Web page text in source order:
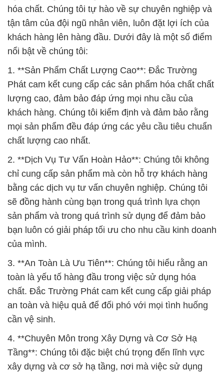
1. **Sản Phẩm Chất Lượng Cao**: Đắc Trường
Phát cam kết cung cấp các sản phẩm hóa chất chất
lượng cao, đảm bảo đáp ứng mọi nhu cầu của
khách hàng. Chúng tôi kiểm định và đảm bảo rằng
mọi sản phẩm đều đáp ứng các yêu cầu tiêu chuẩn
chất lượng cao nhất.
2. **Dịch Vụ Tư Vấn Hoàn Hảo**: Chúng tôi không
chỉ cung cấp sản phẩm mà còn hỗ trợ khách hàng
bằng các dịch vụ tư vấn chuyên nghiệp. Chúng tôi
sẽ đồng hành cùng bạn trong quá trình lựa chọn
sản phẩm và trong quá trình sử dụng để đảm bảo
bạn luôn có giải pháp tối ưu cho nhu cầu kinh doanh
của mình.
3. **An Toàn Là Ưu Tiên**: Chúng tôi hiểu rằng an
toàn là yếu tố hàng đầu trong việc sử dụng hóa
chất. Đắc Trường Phát cam kết cung cấp giải pháp
an toàn và hiệu quả để đối phó với mọi tình huống
cần vệ sinh.
4. **Chuyên Môn trong Xây Dựng và Cơ Sở Hạ
Tầng**: Chúng tôi đặc biệt chú trọng đến lĩnh vực
xây dựng và cơ sở hạ tầng, nơi mà việc sử dụng
hóa chất đóng vai trò quan trọng trong đảm bảo tính
ổn định và an toàn cho các công trình quan trọng.
5. **Kinh Nghiệm 30 Năm**: Với hơn ba thập kỷ
kinh nghiệm trong ngành, chúng tôi đã xây dựng